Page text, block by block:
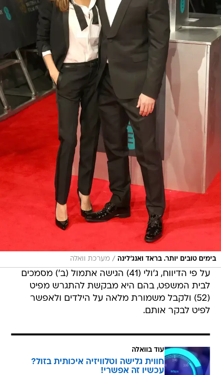
בימים טובים יותר. בראד ואנג'לינה / מערכת וואלה
על פי הדיווח, ג'ולי (41) הגישה אתמול (ב') מסמכים
לבית המשפט, בהם היא מבקשת להתגרש מפיט
(52) ולקבל משמורת מלאה על הילדים ולאפשר
לפיט לבקר אותם.
עוד בוואלה
חווית גלישה וטלוויזיה איכותית בזול?
עכשיו זה אפשרי!